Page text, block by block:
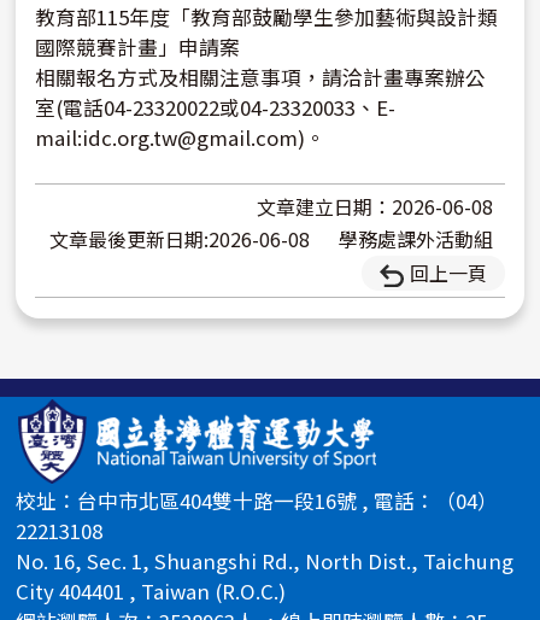
教育部115年度「教育部鼓勵學生參加藝術與設計類
國際競賽計畫」申請案
相關報名方式及相關注意事項，請洽計畫專案辦公
室(電話04-23320022或04-23320033、E-
mail:idc.org.tw@gmail.com)。
文章建立日期：2026-06-08
文章最後更新日期:2026-06-08
學務處課外活動組
回上一頁
校址：台中市北區404雙十路一段16號 , 電話：（04）
22213108
No. 16, Sec. 1, Shuangshi Rd., North Dist., Taichung
City 404401 , Taiwan (R.O.C.)